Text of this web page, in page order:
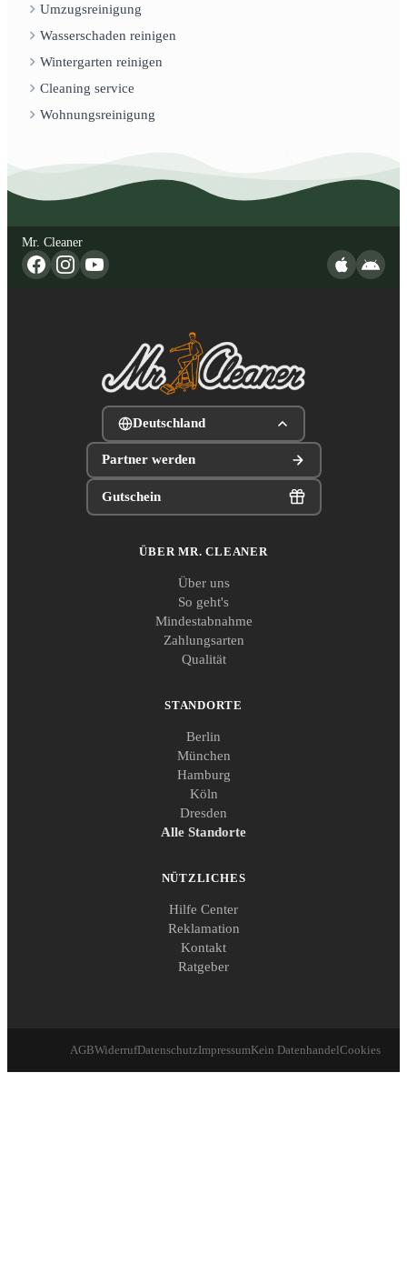
Umzugsreinigung
Wasserschaden reinigen
Wintergarten reinigen
Cleaning service
Wohnungsreinigung
Mr. Cleaner
Deutschland
Partner werden
Gutschein
ÜBER MR. CLEANER
Über uns
So geht's
Mindestabnahme
Zahlungsarten
Qualität
STANDORTE
Berlin
München
Hamburg
Köln
Dresden
Alle Standorte
NÜTZLICHES
Hilfe Center
Reklamation
Kontakt
Ratgeber
AGBWiderrufDatenschutzImpressumKein DatenhandelCookies